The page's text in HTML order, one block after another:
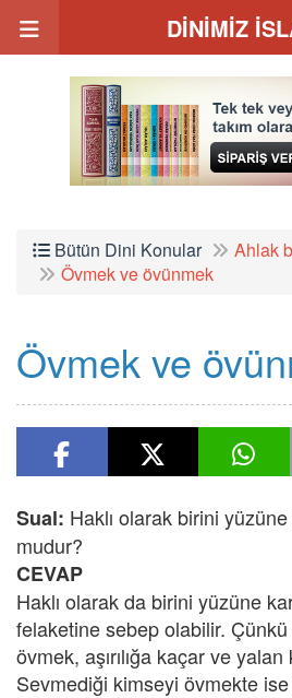
DİNİMİZ
Bütün Dini Konular
Ahlak
Övmek ve övünmek
Övmek ve
Sual: Haklı olarak birini
mudur?
CEVAP
Haklı olarak da birini yüzüne
felaketine sebep olabilir.
övmek, aşırılığa kaçar ve yalan
Sevmediği kimseyi övmekte